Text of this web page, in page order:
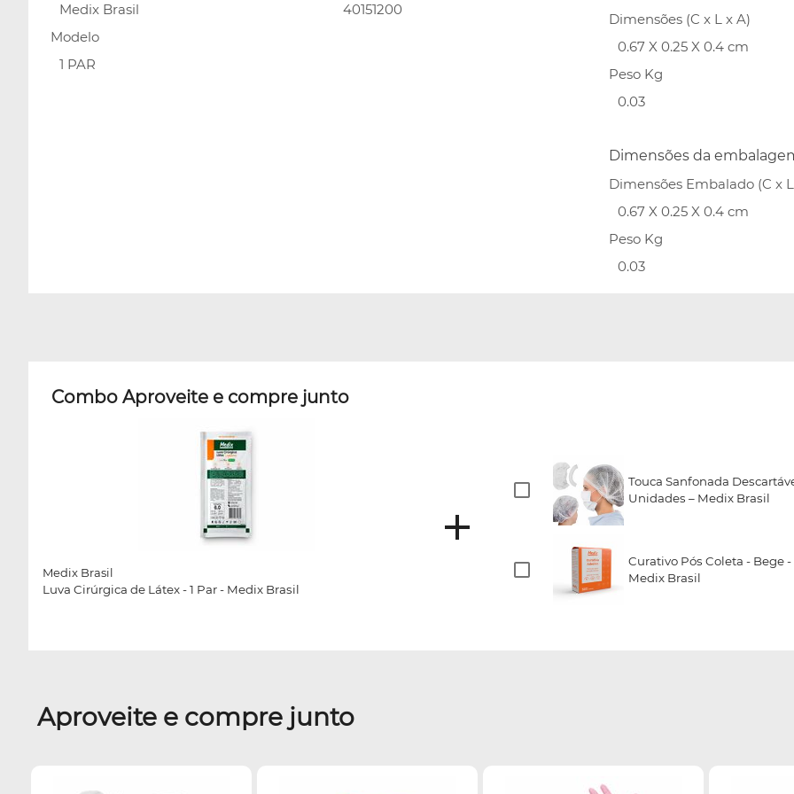
Medix Brasil
Modelo
1 PAR
40151200
Dimensões (C x L x A)
0.67 X 0.25 X 0.4 cm
Peso Kg
0.03
Dimensões da
Dimensões Embalado (C x
0.67 X 0.25 X 0.4 cm
Peso Kg
0.03
Combo Aproveite e compre junto
Medix Brasil
Luva Cirúrgica de Látex - 1 Par - Medix Brasil
Touca Sanfonada
Unidades – Medix Brasil
Curativo Pós Coleta - Bege
Medix Brasil
Aproveite e compre junto